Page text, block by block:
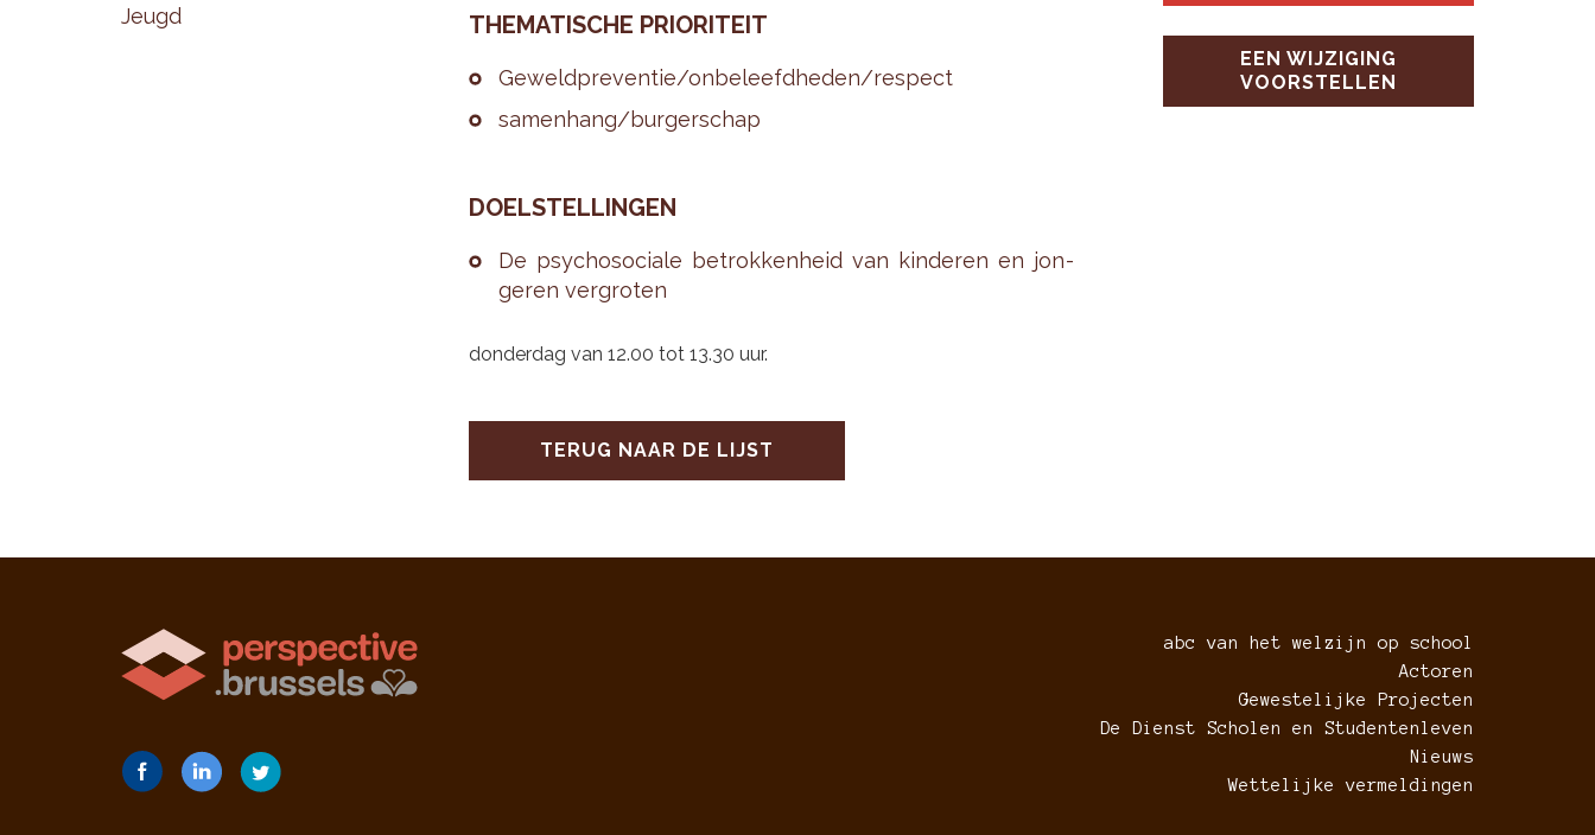
Jeugd
EEN WIJZIGING
VOORSTELLEN
THE­MA­TI­SCHE PRI­O­RI­TEIT
Ge­weld­pre­ven­tie/on­be­leefd­he­den/res­pect
sa­men­hang/bur­ger­schap
DOEL­STEL­LIN­GEN
De psy­cho­so­ci­a­le be­trok­ken­heid van kin­de­ren en jon­
ge­ren ver­gro­ten
donderdag van 12.00 tot 13.30 uur.
TERUG NAAR DE LIJST
abc van het welzijn op school
Actoren
Gewestelijke Projecten
De Dienst Scholen en Studentenleven
Nieuws
Wettelijke vermeldingen